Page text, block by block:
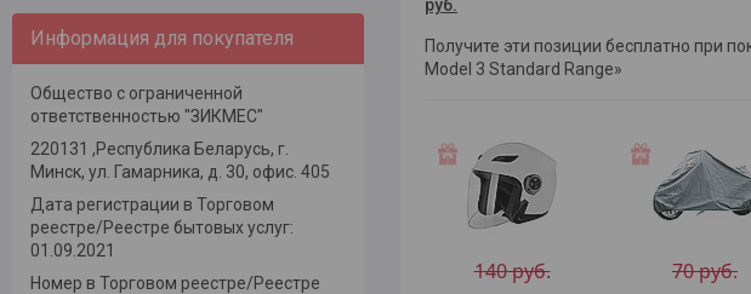
руб.
Получите эти позиции бесплатно при
Model 3 Standard Range»
140 руб. 70 руб.
Информация для покупателя
Общество с ограниченной
ответственностью "ЗИКМЕС"
220131 ,Республика Беларусь, г.
Минск, ул. Гамарника, д. 30, офис. 405
Дата регистрации в Торговом
реестре/Реестре бытовых услуг:
01.09.2021
Номер в Торговом реестре/Реестре